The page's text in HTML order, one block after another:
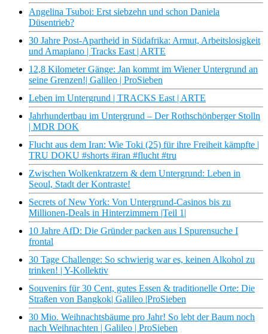
Angelina Tsuboi: Erst siebzehn und schon Daniela
Düsentrieb?
30 Jahre Post-Apartheid in Südafrika: Armut, Arbeitslosigkeit
und Amapiano | Tracks East | ARTE
12,8 Kilometer Gänge: Jan kommt im Wiener Untergrund an
seine Grenzen!| Galileo | ProSieben
Leben im Untergrund | TRACKS East | ARTE
Jahrhundertbau im Untergrund – Der Rothschönberger Stolln
| MDR DOK
Flucht aus dem Iran: Wie Toki (25) für ihre Freiheit kämpfte |
TRU DOKU #shorts #iran #flucht #tru
Zwischen Wolkenkratzern & dem Untergrund: Leben in
Seoul, Stadt der Kontraste!
Secrets of New York: Von Untergrund-Casinos bis zu
Millionen-Deals in Hinterzimmern |Teil 1|
10 Jahre AfD: Die Gründer packen aus I Spurensuche I
frontal
30 Tage Challenge: So schwierig war es, keinen Alkohol zu
trinken! | Y-Kollektiv
Souvenirs für 30 Cent, gutes Essen & traditionelle Orte: Die
Straßen von Bangkok| Galileo |ProSieben
30 Mio. Weihnachtsbäume pro Jahr! So lebt der Baum noch
nach Weihnachten | Galileo | ProSieben